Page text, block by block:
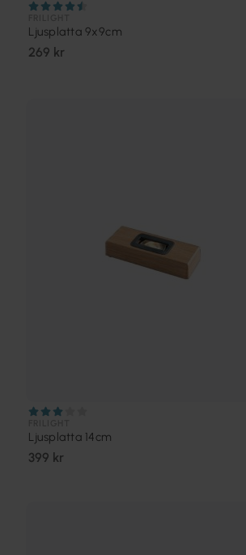
Ljusplatta 9x9cm
269 kr
Ljusplatta 14cm
399 kr